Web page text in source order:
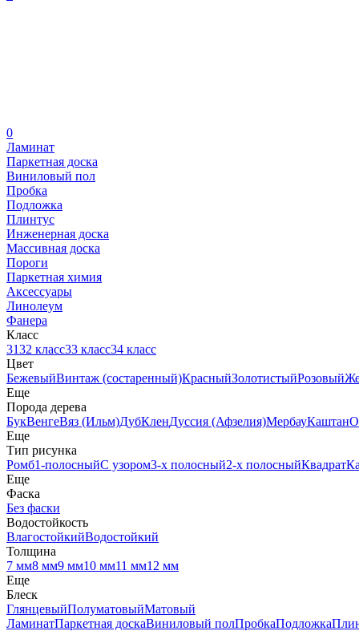
0
Ламинат
Паркетная доска
Виниловый пол
Пробка
Подложка
Плинтус
Инженерная доска
Массивная доска
Пороги
Паркетная химия
Аксессуары
Линолеум
Фанера
Класс
3132 класс33 класс34 класс
Цвет
БежевыйВинтаж (состаренный)КрасныйЗолотистыйРозовый
Еще
Порода дерева
БукВенгеВяз (Ильм)ДубКленДуссия (Афзелия)МербауКаштан
Еще
Тип рисунка
Ромб1-полосныйС узором3-х полосный2-х полосныйКвадрат
Еще
Фаска
Без фаски
Водостойкость
ВлагостойкийВодостойкий
Толщина
7 мм8 мм9 мм10 мм11 мм12 мм
Еще
Блеск
ГлянцевыйПолуматовыйМатовый
ЛаминатПаркетная доскаВиниловый полПробкаПодложка